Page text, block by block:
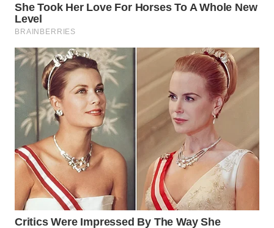
WN
KEPULAUAN
SERIBU
WN
TANGERANG
WN
BINJAI
WN
CIREBON
INDRAMAYU